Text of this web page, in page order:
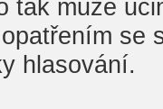
tak může
se
hlasování.